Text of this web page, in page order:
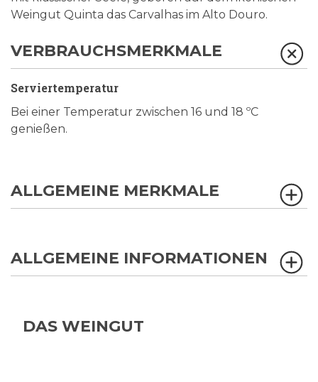
Weingut Quinta das Carvalhas im Alto Douro.
VERBRAUCHSMERKMALE
Serviertemperatur
Bei einer Temperatur zwischen 16 und 18 ºC
genießen.
ALLGEMEINE MERKMALE
ALLGEMEINE INFORMATIONEN
DAS WEINGUT